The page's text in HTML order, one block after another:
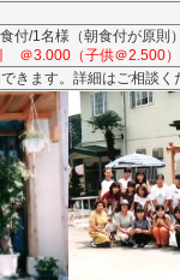
付/1名様（朝食付が原
＠3.000（子供＠2.500）
きます。詳細はご相談く